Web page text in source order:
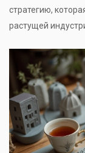
стратегию,
растущей